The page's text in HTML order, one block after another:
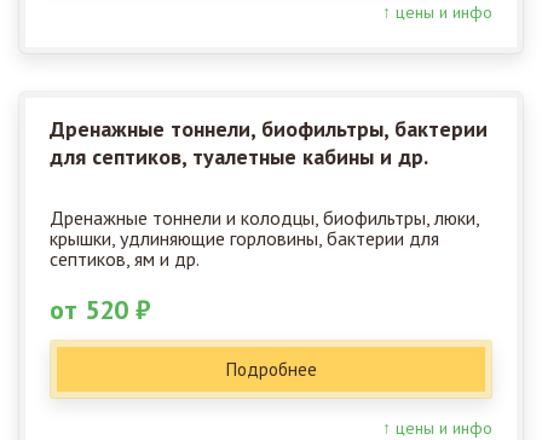
↑ цены и инфо
Дренажные тоннели, биофильтры, бактерии
для септиков, туалетные кабины и др.
Дренажные тоннели и колодцы, биофильтры, люки,
крышки, удлиняющие горловины, бактерии для
септиков, ям и др.
от 520 ₽
Подробнее
↑ цены и инфо